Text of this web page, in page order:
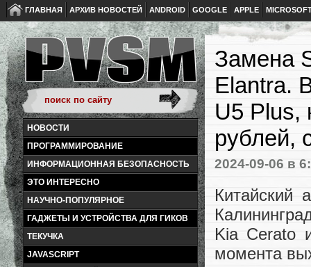
ГЛАВНАЯ АРХИВ НОВОСТЕЙ ANDROID GOOGLE APPLE
НОВОСТИ
ПРОГРАММИРОВАНИЕ
ИНФОРМАЦИОННАЯ БЕЗОПАСНОСТЬ
ЭТО ИНТЕРЕСНО
НАУЧНО-ПОПУЛЯРНОЕ
ГАДЖЕТЫ И УСТРОЙСТВА ДЛЯ ГИКОВ
ТЕКУЧКА
JAVASCRIPT
Замена
Elantra.
U5 Plus,
рублей,
2024-09-06 в
Китайский
Kia Cerato
момента